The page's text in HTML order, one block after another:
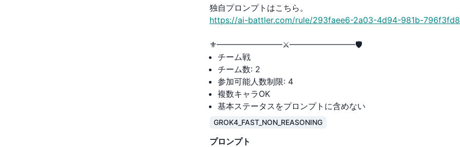
独自プロンプトはこちら。
https://ai-battler.com/rule/293faee6-2a03-4d94-981b-
⚜️━━━━━━━━⚔️━━━━━━━━🛡
チーム戦
チーム数: 2
参加可能人数制限: 4
複数キャラOK
基本ステータスをプロンプトに含めない
GROK4_FAST_NON_REASONING
プロンプト